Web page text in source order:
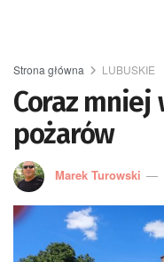
Strona główna LUBUSKIE
Coraz mniej
pożarów
Marek Turowski